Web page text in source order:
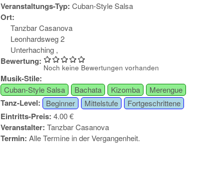
Veranstaltungs-Typ: Cuban-Style Salsa
Ort:
Tanzbar Casanova
Leonhardsweg 2
Unterhaching ,
Bewertung:
Noch keine Bewertungen vorhanden
Musik-Stile:
Cuban-Style Salsa Bachata Kizomba Merengue
Tanz-Level: Beginner Mittelstufe Fortgeschrittene
Eintritts-Preis: 4.00 €
Veranstalter: Tanzbar Casanova
Termin: Alle Termine in der Vergangenheit.